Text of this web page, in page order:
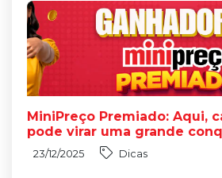
MiniPreço Premiado: Aqui,
pode virar uma grande
23/12/2025 Dicas